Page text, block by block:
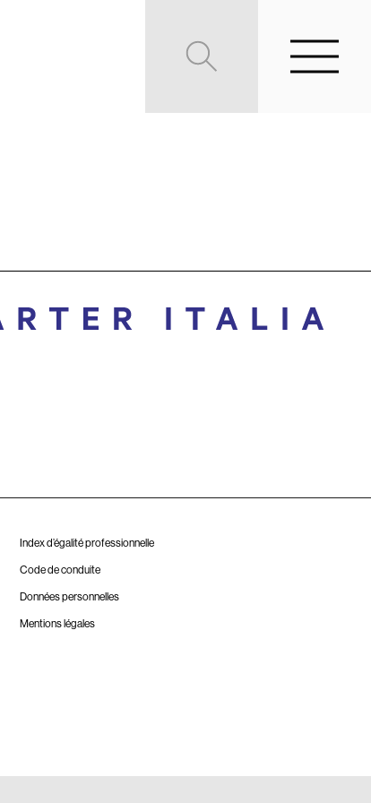
Index d’égalité professionnelle
Code de conduite
Données personnelles
Mentions légales